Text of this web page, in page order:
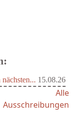
15.08.26
Alle
Ausschreibungen